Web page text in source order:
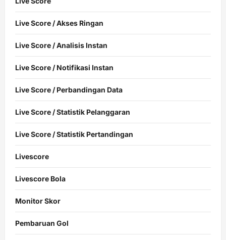
Live Score / Akses Ringan
Live Score / Analisis Instan
Live Score / Notifikasi Instan
Live Score / Perbandingan Data
Live Score / Statistik Pelanggaran
Live Score / Statistik Pertandingan
Livescore
Livescore Bola
Monitor Skor
Pembaruan Gol